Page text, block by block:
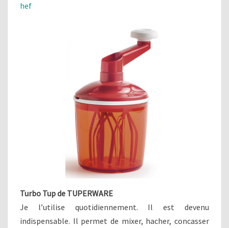
hef
Turbo Tup de TUPERWARE
Je l’utilise quotidiennement. Il est devenu
indispensable. Il permet de mixer, hacher, concasser